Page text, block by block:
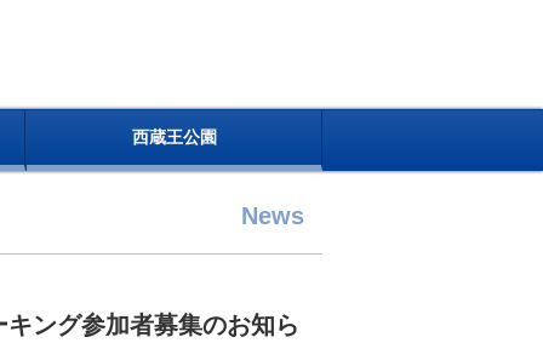
西蔵王公園
News
ング参加者募集のお知ら